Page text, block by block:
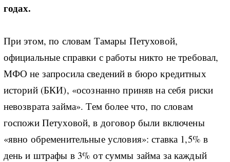
годах.
При этом, по словам Тамары Петуховой,
официальные справки с работы никто не требовал,
МФО не запросила сведений в бюро кредитных
историй (БКИ), «осознанно приняв на себя риски
невозврата займа». Тем более что, по словам
госпожи Петуховой, в договор были включены
«явно обременительные условия»: ставка 1,5% в
день и штрафы в 3% от суммы займа за каждый